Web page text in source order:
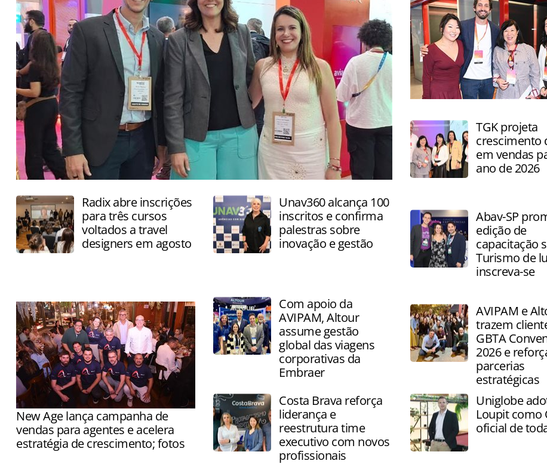
capacitação, networking e
sobre produtos e destinos
TGK projeta
crescimento
em vendas
ano de 2026
Radix abre inscrições
para três cursos
voltados a travel
designers em agosto
Unav360 alcança 100
inscritos e confirma
palestras sobre
inovação e gestão
Abav-SP
edição de
capacitação
Turismo de
inscreva-se
Com apoio da
AVIPAM, Altour
assume gestão
global das viagens
corporativas da
Embraer
New Age lança campanha de
vendas para agentes e acelera
estratégia de crescimento; fotos
AVIPAM e
trazem
GBTA
2026 e
parcerias
estratégicas
Costa Brava reforça
liderança e
reestrutura time
executivo com novos
profissionais
Uniglobe
Loupit como
oficial de